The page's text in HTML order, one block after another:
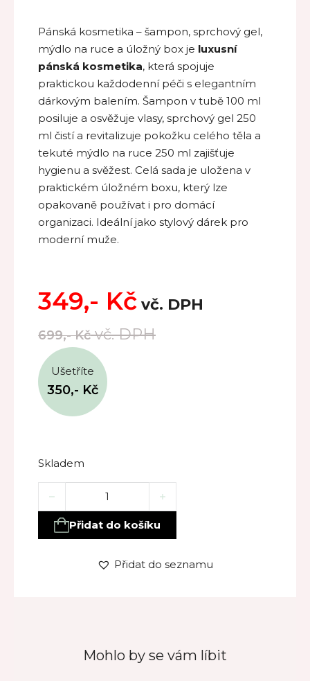
Pánská kosmetika – šampon, sprchový gel,
mýdlo na ruce a úložný box je luxusní
pánská kosmetika, která spojuje
praktickou každodenní péči s elegantním
dárkovým balením. Šampon v tubě 100 ml
posiluje a osvěžuje vlasy, sprchový gel 250
ml čistí a revitalizuje pokožku celého těla a
tekuté mýdlo na ruce 250 ml zajišťuje
hygienu a svěžest. Celá sada je uložena v
praktickém úložném boxu, který lze
opakovaně používat i pro domácí
organizaci. Ideální jako stylový dárek pro
moderní muže.
349,- Kč vč. DPH
699,-Kčvč. DPH
Ušetříte
350,- Kč
Skladem
Pánská kosmetika – šampon, sprchový gel, mýdlo
Přidat do košíku
Přidat do seznamu
Mohlo by se vám líbit